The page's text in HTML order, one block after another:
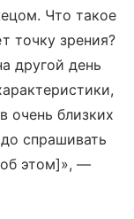
Что такое
точку зрения?
другой день
очень близких
спрашивать
этом]», —